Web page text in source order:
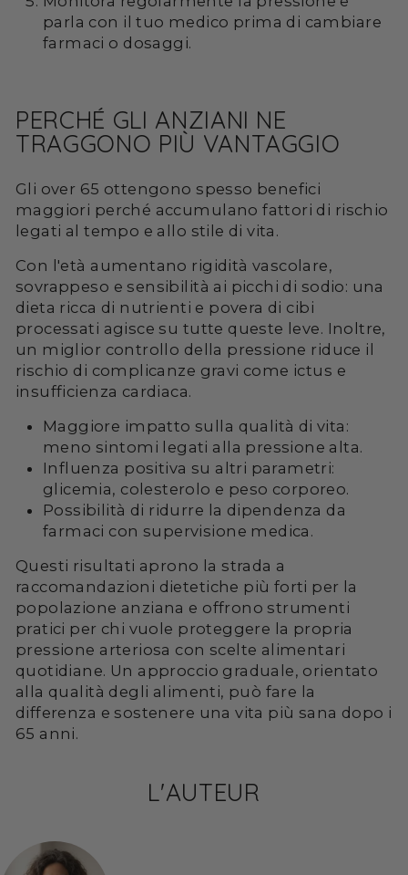
parla con il tuo medico prima di cambiare
farmaci o dosaggi.
PERCHÉ GLI ANZIANI NE
TRAGGONO PIÙ VANTAGGIO
Gli over 65 ottengono spesso benefici
maggiori perché accumulano fattori di rischio
legati al tempo e allo stile di vita.
Con l'età aumentano rigidità vascolare,
sovrappeso e sensibilità ai picchi di sodio: una
dieta ricca di nutrienti e povera di cibi
processati agisce su tutte queste leve. Inoltre,
un miglior controllo della pressione riduce il
rischio di complicanze gravi come ictus e
insufficienza cardiaca.
Maggiore impatto sulla qualità di vita:
meno sintomi legati alla pressione alta.
Influenza positiva su altri parametri:
glicemia, colesterolo e peso corporeo.
Possibilità di ridurre la dipendenza da
farmaci con supervisione medica.
Questi risultati aprono la strada a
raccomandazioni dietetiche più forti per la
popolazione anziana e offrono strumenti
pratici per chi vuole proteggere la propria
pressione arteriosa con scelte alimentari
quotidiane. Un approccio graduale, orientato
alla qualità degli alimenti, può fare la
differenza e sostenere una vita più sana dopo i
65 anni.
L'AUTEUR